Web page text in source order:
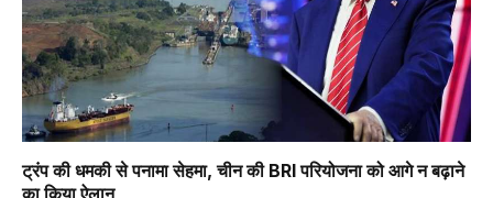
ट्रंप की धमकी से पनामा सेहमा, चीन की BRI परियोजना को आगे न बढ़ाने